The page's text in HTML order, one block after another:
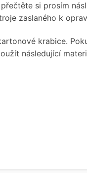
si prosím
zaslaného k
krabice.
následující